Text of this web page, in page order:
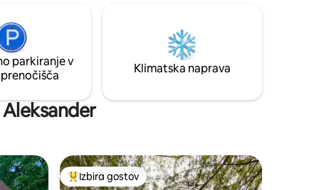
za
nočno
4
ribolova izven pomola se sprostite v
masažni kadi. Ko sonce zahaja nad
drevesi, se crkljajte na kavču z dobro
knjigo in pazite na sove.
parkiranje v
Klimatska naprava
»Izbira gostov«
Najbolj priljubljena prenočišča z značko »Izbira
Izbira gostov